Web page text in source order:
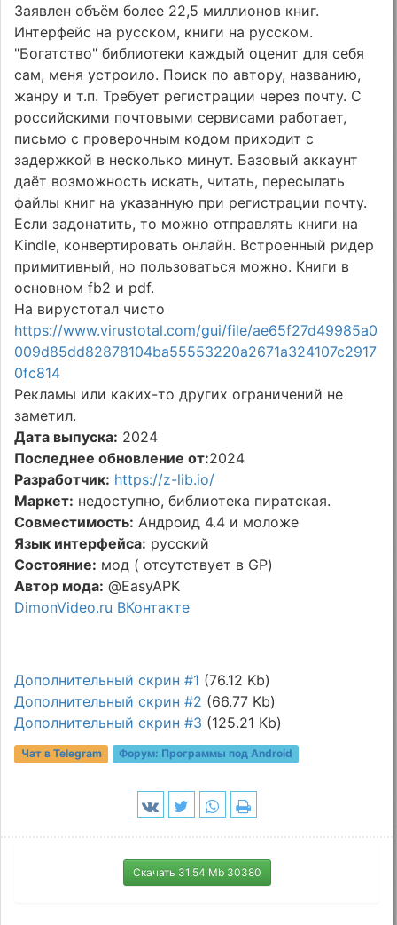
Заявлен объём более 22,5 миллионов книг.
Интерфейс на русском, книги на русском.
"Богатство" библиотеки каждый оценит для себя
сам, меня устроило. Поиск по автору, названию,
жанру и т.п. Требует регистрации через почту. С
российскими почтовыми сервисами работает,
письмо с проверочным кодом приходит с
задержкой в несколько минут. Базовый аккаунт
даёт возможность искать, читать, пересылать
файлы книг на указанную при регистрации почту.
Если задонатить, то можно отправлять книги на
Kindle, конвертировать онлайн. Встроенный ридер
примитивный, но пользоваться можно. Книги в
основном fb2 и pdf.
На вирустотал чисто
https://www.virustotal.com/gui/file/ae65f27d49985a0
009d85dd82878104ba55553220a2671a324107c2917
0fc814
Рекламы или каких-то других ограничений не
заметил.
Дата выпуска: 2024
Последнее обновление от:2024
Разработчик: https://z-lib.io/
Маркет: недоступно, библиотека пиратская.
Совместимость: Андроид 4.4 и моложе
Язык интерфейса: русский
Состояние: мод ( отсутствует в GP)
Автор мода: @EasyAPK
DimonVideo.ru ВКонтакте
Дополнительный скрин #1 (76.12 Kb)
Дополнительный скрин #2 (66.77 Kb)
Дополнительный скрин #3 (125.21 Kb)
Чат в Telegram Форум: Программы под Android
Скачать 31.54 Mb 30380